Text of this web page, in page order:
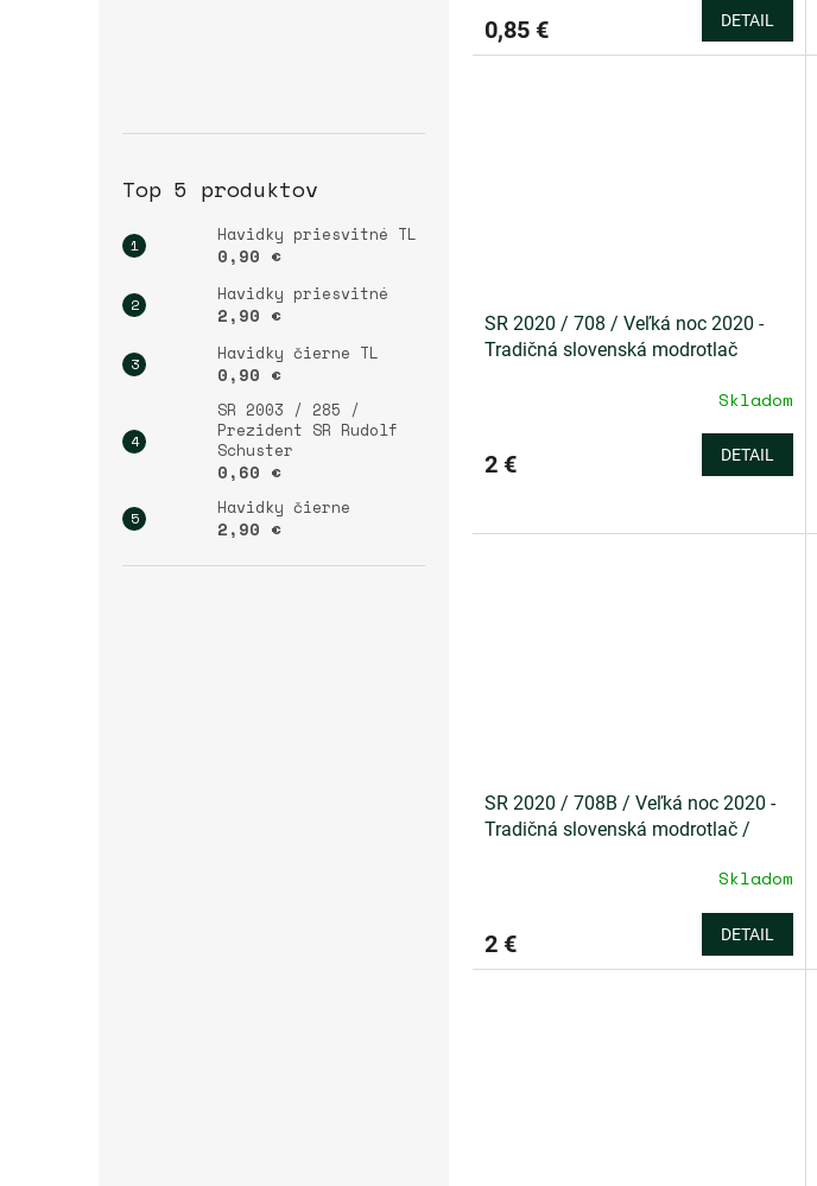
Top 5 produktov
Havidky priesvitné TL
0,90 €
Havidky priesvitné
2,90 €
Havidky čierne TL
0,90 €
SR 2003 / 285 /
Prezident SR Rudolf
Schuster
0,60 €
Havidky čierne
2,90 €
0,85 € DETAIL
SR 2020 / 708 / Veľká noc 2020 -
Tradičná slovenská modrotlač
Skladom
2 € DETAIL
SR 2020 / 708B / Veľká noc 2020 -
Tradičná slovenská modrotlač /
Skladom
2 € DETAIL